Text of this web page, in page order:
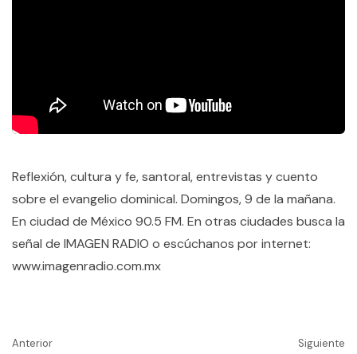
Reflexión, cultura y fe, santoral, entrevistas y cuento
sobre el evangelio dominical. Domingos, 9 de la mañana.
En ciudad de México 90.5 FM. En otras ciudades busca la
señal de IMAGEN RADIO o escúchanos por internet:
www.imagenradio.com.mx
Anterior Siguiente